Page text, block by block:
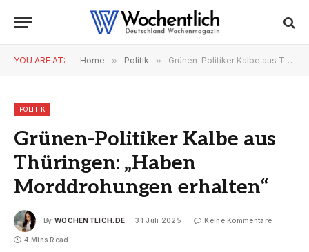
YOU ARE AT: Home » Politik » Grünen-Politiker Kalbe aus Thüringen: „Haben Morddrohungen erhalten“
POLITIK
Grünen-Politiker Kalbe aus
Thüringen: „Haben
Morddrohungen erhalten“
By WOCHENTLICH.DE 31 Juli 2025 Keine Kommentare
4 Mins Read